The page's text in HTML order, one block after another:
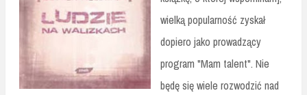
wielką popularność zyskał
dopiero jako prowadzący
program "Mam talent". Nie
będę się wiele rozwodzić nad